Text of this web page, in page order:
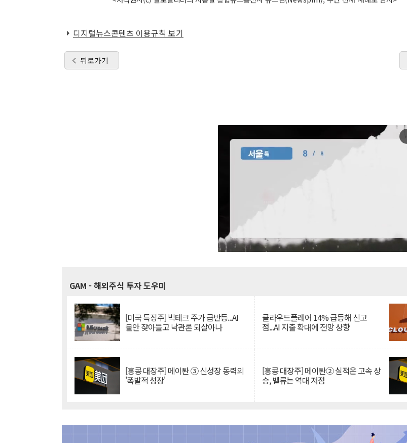
디지털뉴스콘텐츠 이용규칙 보기
뒤로가기
GAM - 해외주식 투자 도우미
[미국 특징주] 빅테크 주가 급반등...AI
불안 잦아들고 낙관론 되살아나
클라우드플레어 14% 급등해 신고
점...AI 지출 확대에 전망 상향
[홍콩 대장주] 메이퇀 ③ 신성장 동력의
'폭발적 성장'
[홍콩 대장주] 메이퇀② 실적은 고속 상
승, 밸류는 역대 저점